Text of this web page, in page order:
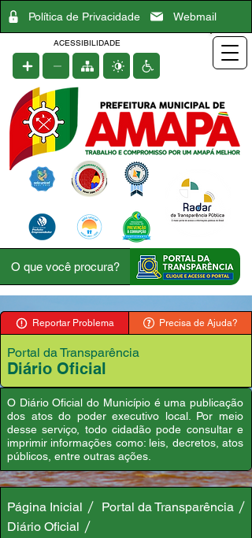
Política de Privacidade Webmail
ACESSIBILIDADE
Reportar Problema Precisa de Ajuda?
Portal da Transparência
Diário Oficial
O Diário Oficial do Município é uma publicação
dos atos do poder executivo local. Por meio
desse serviço, todo cidadão pode consultar e
imprimir informações como: leis, decretos, atos
públicos, entre outras ações.
Página Inicial
Portal da Transparência
Diário Oficial